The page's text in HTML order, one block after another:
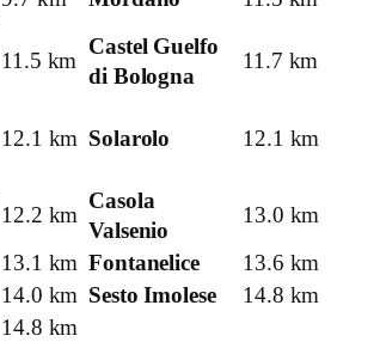
11.5 km
Castel Guelfo
di Bologna
11.7 km
12.1 km Solarolo 12.1 km
12.2 km
Casola
Valsenio
13.0 km
13.1 km Fontanelice
13.6 km
14.0 km Sesto Imolese
14.8 km
14.8 km